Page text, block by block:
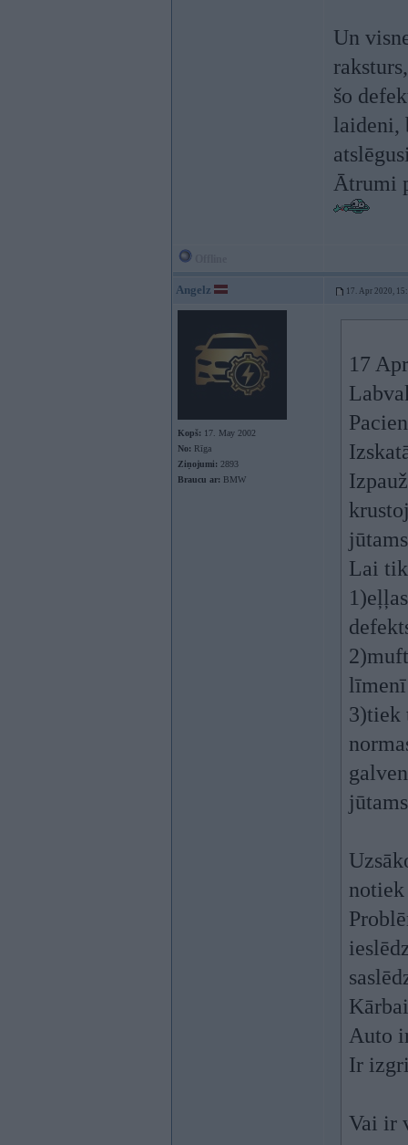
Un
šo
laideni,
Ātrumi
Angelz 17. Apr 2020,
Kopš: 17. May 2002
No: Rīga
Ziņojumi: 2893
Braucu ar: BMW
17
Lai
līmenī
3)tiek
Auto
Ir
Vai ir